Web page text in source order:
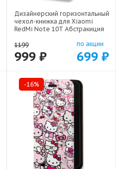
Дизайнерский горизонтальный
чехол-книжка для Xiaomi
RedMi Note 10T Абстракиция
1199
999 ₽
по акции
699 ₽
-16%